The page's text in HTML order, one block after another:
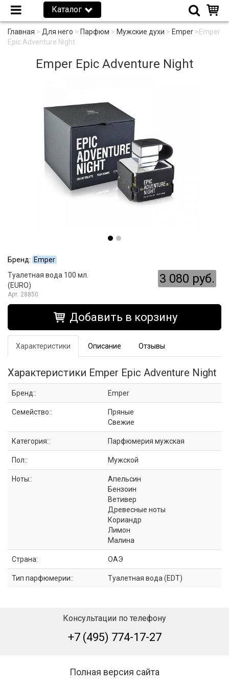
Каталог
Главная > Для него > Парфюм > Мужские духи > Emper >Emper
Epic Adventure Night
Emper Epic Adventure Night
Бренд: Emper
Туалетная вода 100 мл.
(EURO)
28850
3 080 руб.
Добавить в корзину
Характеристики Описание Отзывы
Характеристики Emper Epic Adventure Night
Бренд:: Emper
Семейство::
Пряные
Свежие
Категория:: Парфюмерия мужская
Пол:: Мужской
Ноты::
Апельсин
Бензоин
Ветивер
Древесные ноты
Кориандр
Лимон
Малина
Страна: ОАЭ
Тип парфюмерии:: Туалетная вода (EDT)
Консультации по телефону
+7 (495) 774-17-27
Полная версия сайта